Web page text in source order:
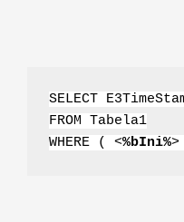
SELECT
FROM Tabela1
WHERE ( <%bIni%>